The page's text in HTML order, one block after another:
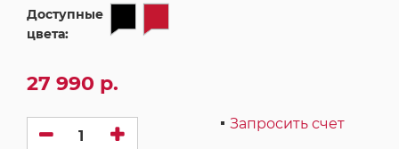
Доступные
цвета:
27 990 р.
Запросить счет